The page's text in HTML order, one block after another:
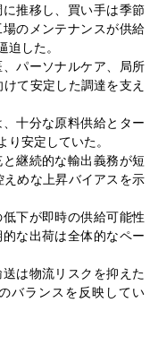
推移し、買い手は季節
のメンテナンスが供給
迫した。
パーソナルケア、局所
て安定した調達を支え
十分な原料供給とター
り安定していた。
継続的な輸出義務が短
めな上昇バイアスを示
下が即時の供給可能性
な出荷は全体的なペー
は物流リスクを抑えた
バランスを反映してい